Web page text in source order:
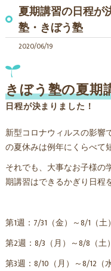
夏期講習の日程が
塾・きぼう塾
2020/06/19
日程が決まりました！
きぼう塾の夏期
新型コロナウィルスの影響
の夏休みは例年にくらべて
それでも、大事なお子様の
期講習はできるかぎり日程
第1週：7/31（金）～8/1（
第2週：8/3（月）～8/8（
第3週：8/10（月）～8/12（